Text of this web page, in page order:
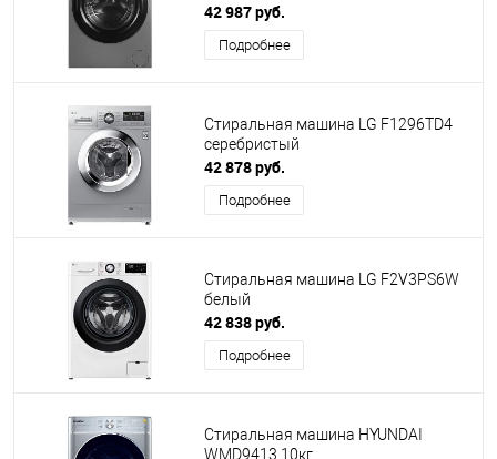
42 987 руб.
Подробнее
Стиральная машина LG F1296TD4
серебристый
42 878 руб.
Подробнее
Стиральная машина LG F2V3PS6W
белый
42 838 руб.
Подробнее
Стиральная машина HYUNDAI
WMD9413 10кг